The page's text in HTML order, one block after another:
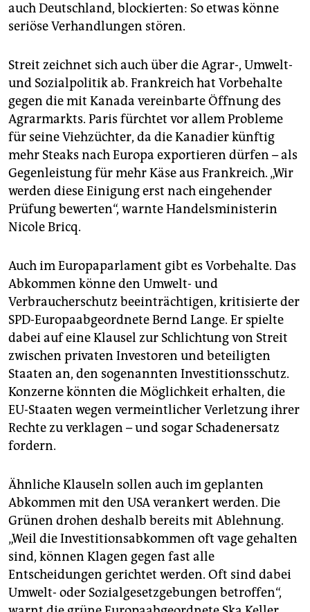
auch Deutschland, blockierten: So etwas könne
seriöse Verhandlungen stören.
Streit zeichnet sich auch über die Agrar-, Umwelt-
und Sozialpolitik ab. Frankreich hat Vorbehalte
gegen die mit Kanada vereinbarte Öffnung des
Agrarmarkts. Paris fürchtet vor allem Probleme
für seine Viehzüchter, da die Kanadier künftig
mehr Steaks nach Europa exportieren dürfen – als
Gegenleistung für mehr Käse aus Frankreich. „Wir
werden diese Einigung erst nach eingehender
Prüfung bewerten“, warnte Handelsministerin
Nicole Bricq.
Auch im Europaparlament gibt es Vorbehalte. Das
Abkommen könne den Umwelt- und
Verbraucherschutz beeinträchtigen, kritisierte der
SPD-Europaabgeordnete Bernd Lange. Er spielte
dabei auf eine Klausel zur Schlichtung von Streit
zwischen privaten Investoren und beteiligten
Staaten an, den sogenannten Investitionsschutz.
Konzerne könnten die Möglichkeit erhalten, die
EU-Staaten wegen vermeintlicher Verletzung ihrer
Rechte zu verklagen – und sogar Schadenersatz
fordern.
Ähnliche Klauseln sollen auch im geplanten
Abkommen mit den USA verankert werden. Die
Grünen drohen deshalb bereits mit Ablehnung.
„Weil die Investitionsabkommen oft vage gehalten
sind, können Klagen gegen fast alle
Entscheidungen gerichtet werden. Oft sind dabei
Umwelt- oder Sozialgesetzgebungen betroffen“,